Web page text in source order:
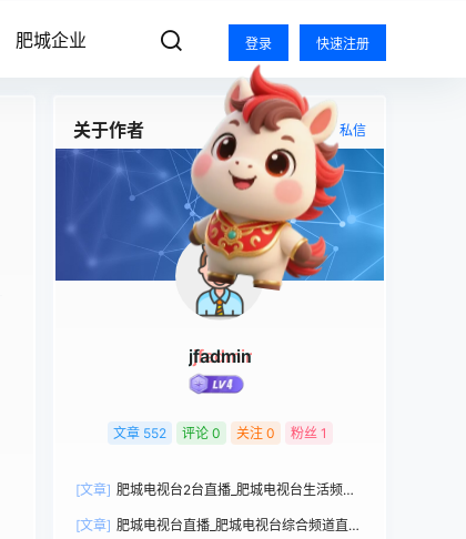
肥城企业 登录 快速注册
关于作者 关注 私信
jfadmin
文章 552 评论 0 关注 0 粉丝 1
[文章] 肥城电视台2台直播_肥城电视台生活频道
[文章] 肥城电视台直播_肥城电视台综合频道直播